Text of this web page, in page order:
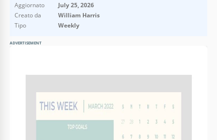
Aggiornato
July 25, 2026
Creato da
William Harris
Tipo
Weekly
ADVERTISEMENT